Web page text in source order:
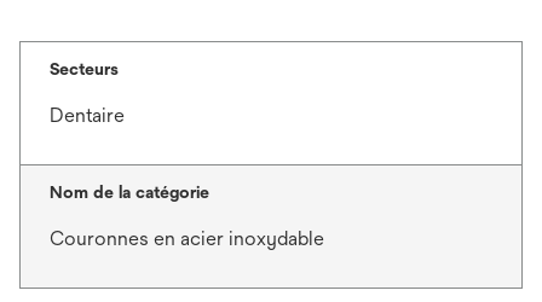
Secteurs
Dentaire
Nom de la catégorie
Couronnes en acier inoxydable